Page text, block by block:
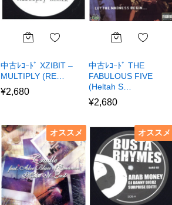
中古ﾚｺｰﾄﾞ XZIBIT –
MULTIPLY (RE…
¥2,680
中古ﾚｺｰﾄﾞ THE
FABULOUS FIVE
(Heltah S…
¥2,680
オススメ オススメ